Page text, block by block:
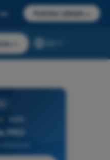
Počnite odmah
4,6/5
PRO